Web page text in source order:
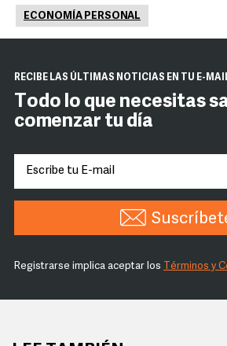
ECONOMÍA PERSONAL
RECIBE LAS ÚLTIMAS NOTICIAS EN TU E-
Todo lo que necesitas
comenzar tu día
Registrarse implica aceptar los Términos y